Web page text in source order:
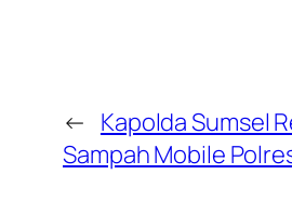
← Kapolda Sumsel
Sampah Mobile